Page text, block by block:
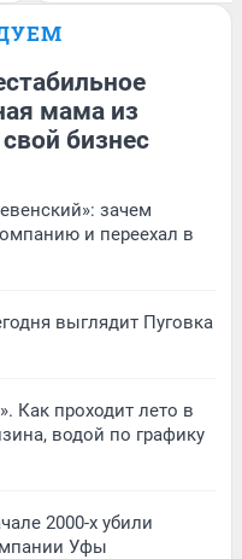
мама из
бизнес
зачем
и переехал в
выглядит Пуговка
Как проходит лето в
водой по графику
2000-х убили
Уфы